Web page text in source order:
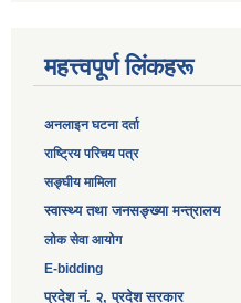
महत्त्वपूर्ण लिंकहरू
अनलाइन घटना दर्ता
‎राष्ट्रिय परिचय पत्र
सङ्‍घीय मामिला
स्वास्थ्य तथा जनसङ्ख्या मन्त्रालय
लोक सेवा आयोग
E-bidding
प्रदेश नं. २, प्रदेश सरकार